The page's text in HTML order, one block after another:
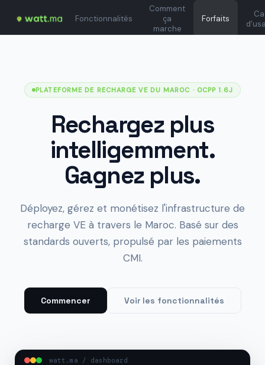
Fonctionnalités
Comment
ça
marche
Forfaits
PLATEFORME DE RECHARGE VE DU MAROC · OCPP 1.6J
Rechargez plus
intelligemment.
Gagnez plus.
Déployez, gérez et monétisez l'infrastructure de
recharge VE à travers le Maroc. Basé sur des
standards ouverts, propulsé par les paiements
CMI.
Commencer Voir les fonctionnalités
watt.ma / dashboard